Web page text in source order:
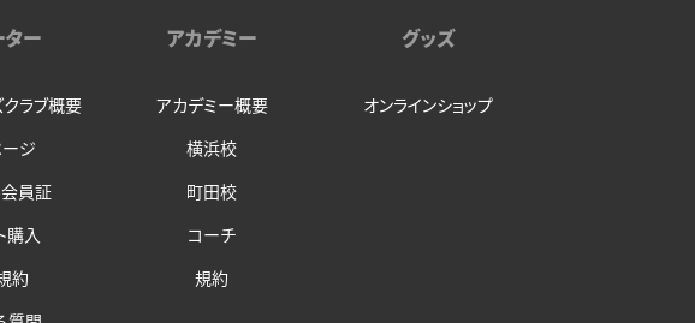
ター
ラブ概要
ージ
会員証
購入
約
アカデミー
アカデミー概要
横浜校
町田校
コーチ
規約
グッズ
オンラインショップ